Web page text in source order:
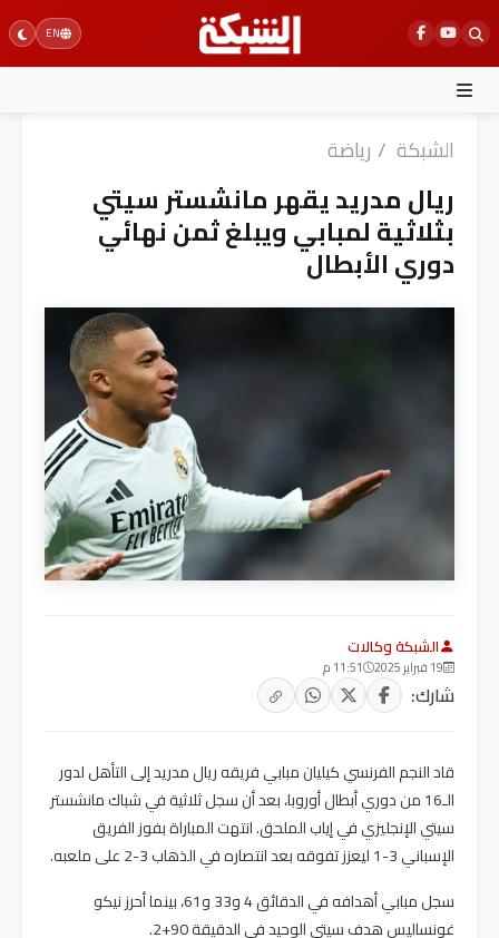
Skip
to
content
EN
الشبكة / رياضة
ريال مدريد يقهر مانشستر سيتي
بثلاثية لمبابي ويبلغ ثمن نهائي
دوري الأبطال
الشبكة وكالات
19 فبراير 2025 11:51 م
شارك:
قاد النجم الفرنسي كيليان مبابي فريقه ريال مدريد إلى التأهل لدور
الـ16 من دوري أبطال أوروبا، بعد أن سجل ثلاثية في شباك مانشستر
سيتي الإنجليزي في إياب الملحق. انتهت المباراة بفوز الفريق
الإسباني 3-1 ليعزز تفوقه بعد انتصاره في الذهاب 3-2 على ملعبه.
سجل مبابي أهدافه في الدقائق 4 و33 و61، بينما أحرز نيكو
غونساليس هدف سيتي الوحيد في الدقيقة 90+2.